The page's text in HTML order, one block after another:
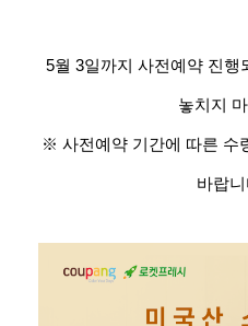
5월 3일까지 사전예약 진행
놓치지
※ 사전예약 기간에 따른 수
바랍